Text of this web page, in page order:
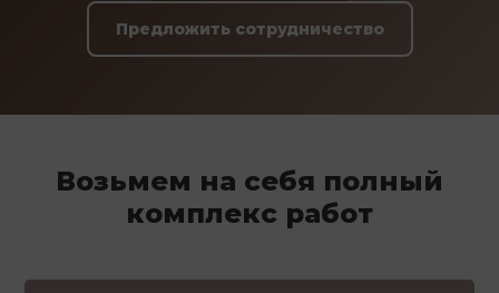
Предложить сотрудничество
Возьмем на себя полный
комплекс работ